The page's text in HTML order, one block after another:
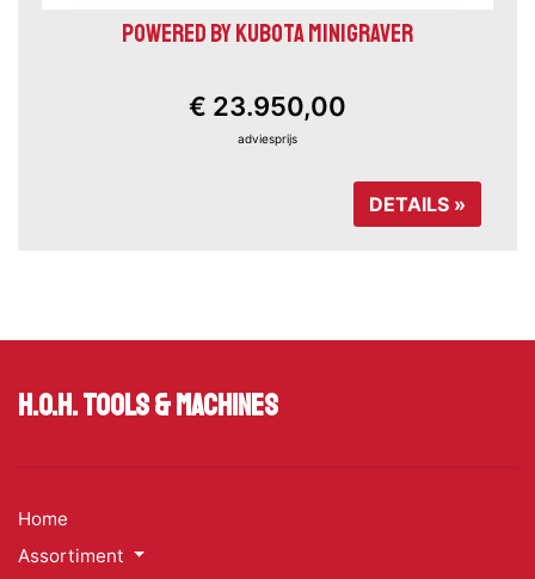
POWERED BY KUBOTA MINIGRAVER
€ 23.950,00
adviesprijs
DETAILS »
H.O.H. Tools & Machines
Home
Assortiment